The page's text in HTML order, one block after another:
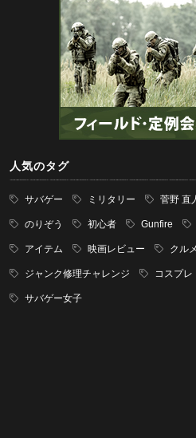
人気のタグ
サバゲー ミリタリー 菅野 直
のりぞう 初心者 Gunfire
アイテム 映画レビュー クル
ジャンク修理チャレンジ コスプレ
サバゲー女子